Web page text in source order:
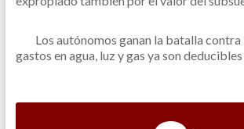
Los autónomos ganan la batalla
gastos en agua, luz y gas ya son deducibles